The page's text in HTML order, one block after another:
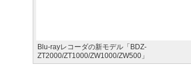
Blu-rayレコーダの新モデル「BDZ-
ZT2000/ZT1000/ZW1000/ZW500」